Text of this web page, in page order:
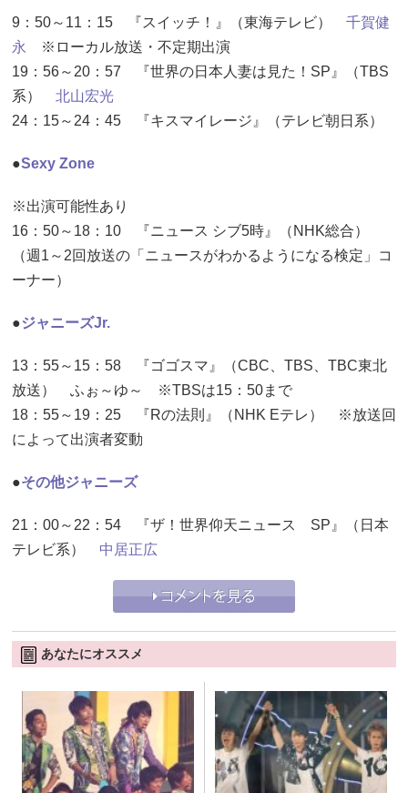
9：50～11：15 『スイッチ！』（東海テレビ） 千賀健
永
※ローカル放送・不定期出演
19：56～20：57 『世界の日本人妻は見た！SP』（TBS
系） 北山宏光
24：15～24：45 『キスマイレージ』（テレビ朝日系）
●Sexy Zone
※出演可能性あり
16：50～18：10 『ニュース シブ5時』（NHK総合）
（週1～2回放送の「ニュースがわかるようになる検定」コ
ーナー）
●ジャニーズJr.
13：55～15：58 『ゴゴスマ』（CBC、TBS、TBC東北
放送） ふぉ～ゆ～ ※TBSは15：50まで
18：55～19：25 『Rの法則』（NHK Eテレ） ※放送回
によって出演者変動
●その他ジャニーズ
21：00～22：54 『ザ！世界仰天ニュース SP』（日本
テレビ系） 中居正広
あなたにオススメ